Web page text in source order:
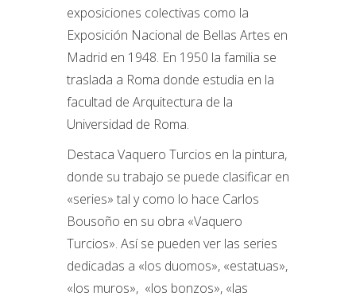
exposiciones colectivas como la
Exposición Nacional de Bellas Artes en
Madrid en 1948. En 1950 la familia se
traslada a Roma donde estudia en la
facultad de Arquitectura de la
Universidad de Roma.
Destaca Vaquero Turcios en la pintura,
donde su trabajo se puede clasificar en
«series» tal y como lo hace Carlos
Bousoño en su obra «Vaquero
Turcios». Así se pueden ver las series
dedicadas a «los duomos», «estatuas»,
«los muros», «los bonzos», «las